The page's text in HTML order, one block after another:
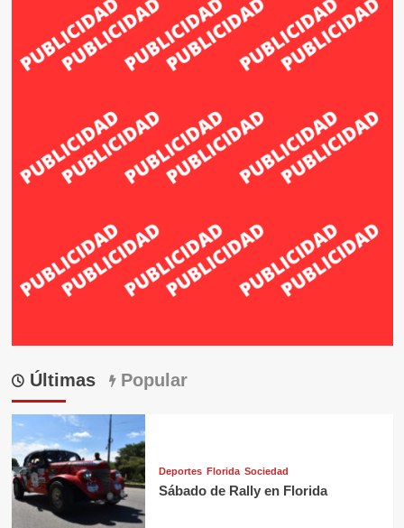
Últimas Popular
Deportes Florida Sociedad
Sábado de Rally en Florida